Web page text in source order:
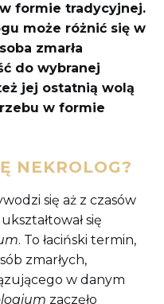
formie tradycyjnej.
może różnić się w
zmarła
do wybranej
jej ostatnią wolą
w formie
NEKROLOG?
się aż z czasów
się
. To łaciński termin,
zmarłych,
w danym
zaczęło